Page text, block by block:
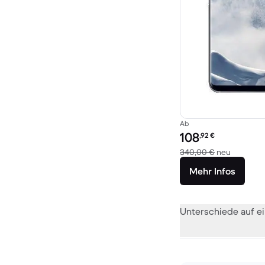
Ab
Preis des erneuerten
108,92 €
340,00 € neu
Mehr Infos
Unterschiede auf